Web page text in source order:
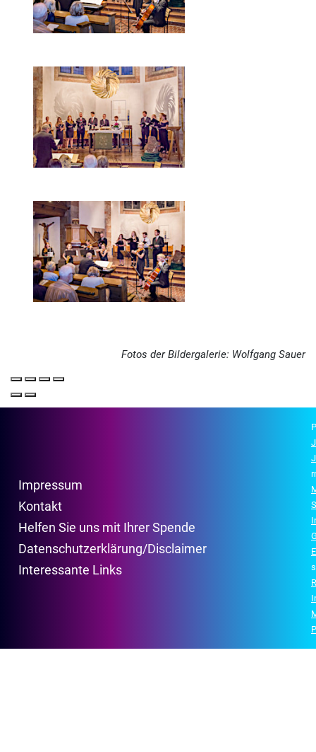
Fotos der Bildergalerie: Wolfgang Sauer
Impressum
Kontakt
Helfen Sie uns mit Ihrer Spende
Datenschutzerklärung/Disclaimer
Interessante Links